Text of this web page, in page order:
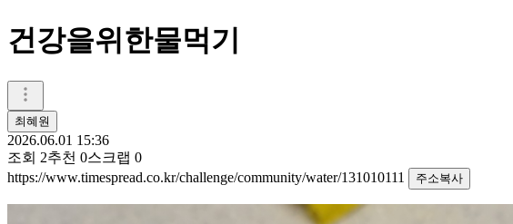
건강을위한물먹기
최혜원
2026.06.01 15:36
조회 2추천 0스크랩 0
https://www.timespread.co.kr/challenge/community/water/131010111
주소복사